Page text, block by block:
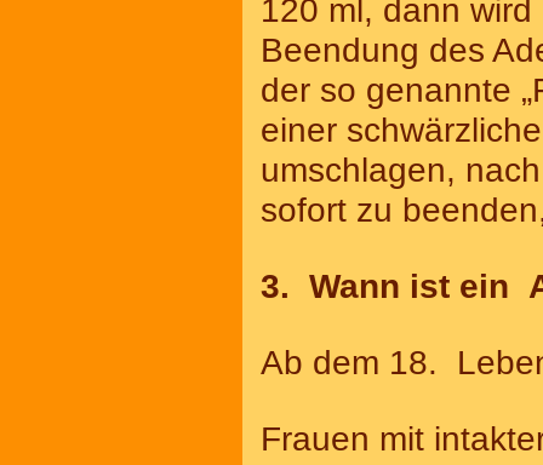
120 ml, dann
Beendung des
der so genannte
einer
umschlagen,
sofort zu
3. Wann ist ein
Ab dem 18.
Frauen mit